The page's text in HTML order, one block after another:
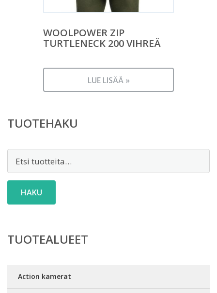
WOOLPOWER ZIP
TURTLENECK 200 VIHREÄ
LUE LISÄÄ »
TUOTEHAKU
HAKU
TUOTEALUEET
Action kamerat